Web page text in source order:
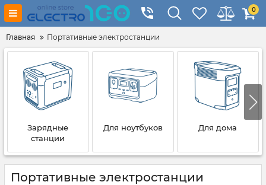
0
Главная Портативные электростанции
Зарядные
станции
Для ноутбуков Для дома
Портативные электростанции